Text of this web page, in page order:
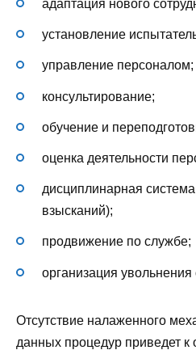
адаптация нового
установление
управление персоналом;
консультирование;
обучение и
оценка деятельности
дисциплинарная
взысканий);
продвижение по службе;
организация увольнения
Отсутствие налаженного
данных процедур приведет к